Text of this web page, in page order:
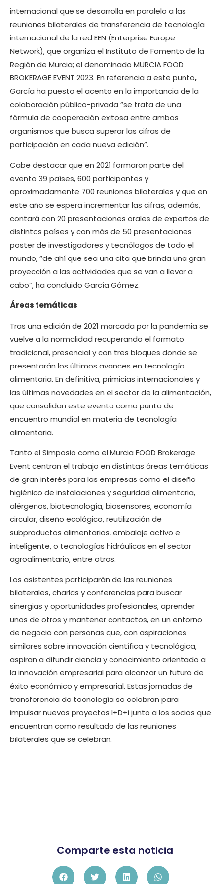
internacional que se desarrolla en paralelo a las
reuniones bilaterales de transferencia de tecnología
internacional de la red EEN (Enterprise Europe
Network), que organiza el Instituto de Fomento de la
Región de Murcia; el denominado MURCIA FOOD
BROKERAGE EVENT 2023. En referencia a este punto,
García ha puesto el acento en la importancia de la
colaboración público-privada “se trata de una
fórmula de cooperación exitosa entre ambos
organismos que busca superar las cifras de
participación en cada nueva edición”.
Cabe destacar que en 2021 formaron parte del
evento 39 países, 600 participantes y
aproximadamente 700 reuniones bilaterales y que en
este año se espera incrementar las cifras, además,
contará con 20 presentaciones orales de expertos de
distintos países y con más de 50 presentaciones
poster de investigadores y tecnólogos de todo el
mundo, “de ahí que sea una cita que brinda una gran
proyección a las actividades que se van a llevar a
cabo”, ha concluido García Gómez.
Áreas temáticas
Tras una edición de 2021 marcada por la pandemia se
vuelve a la normalidad recuperando el formato
tradicional, presencial y con tres bloques donde se
presentarán los últimos avances en tecnología
alimentaria. En definitiva, primicias internacionales y
las últimas novedades en el sector de la alimentación,
que consolidan este evento como punto de
encuentro mundial en materia de tecnología
alimentaria.
Tanto el Simposio como el Murcia FOOD Brokerage
Event centran el trabajo en distintas áreas temáticas
de gran interés para las empresas como el diseño
higiénico de instalaciones y seguridad alimentaria,
alérgenos, biotecnología, biosensores, economía
circular, diseño ecológico, reutilización de
subproductos alimentarios, embalaje activo e
inteligente, o tecnologías hidráulicas en el sector
agroalimentario, entre otros.
Los asistentes participarán de las reuniones
bilaterales, charlas y conferencias para buscar
sinergias y oportunidades profesionales, aprender
unos de otros y mantener contactos, en un entorno
de negocio con personas que, con aspiraciones
similares sobre innovación científica y tecnológica,
aspiran a difundir ciencia y conocimiento orientado a
la innovación empresarial para alcanzar un futuro de
éxito económico y empresarial. Estas jornadas de
transferencia de tecnología se celebran para
impulsar nuevos proyectos I+D+i junto a los socios que
encuentran como resultado de las reuniones
bilaterales que se celebran.
Comparte esta noticia